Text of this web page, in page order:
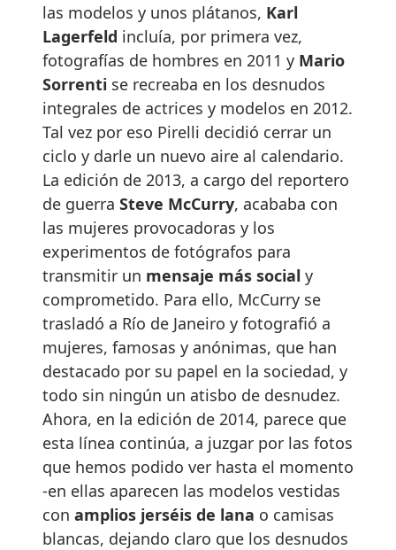
las modelos y unos plátanos, Karl
Lagerfeld incluía, por primera vez,
fotografías de hombres en 2011 y Mario
Sorrenti se recreaba en los desnudos
integrales de actrices y modelos en 2012.
Tal vez por eso Pirelli decidió cerrar un
ciclo y darle un nuevo aire al calendario.
La edición de 2013, a cargo del reportero
de guerra Steve McCurry, acababa con
las mujeres provocadoras y los
experimentos de fotógrafos para
transmitir un mensaje más social y
comprometido. Para ello, McCurry se
trasladó a Río de Janeiro y fotografió a
mujeres, famosas y anónimas, que han
destacado por su papel en la sociedad, y
todo sin ningún un atisbo de desnudez.
Ahora, en la edición de 2014, parece que
esta línea continúa, a juzgar por las fotos
que hemos podido ver hasta el momento
-en ellas aparecen las modelos vestidas
con amplios jerséis de lana o camisas
blancas, dejando claro que los desnudos